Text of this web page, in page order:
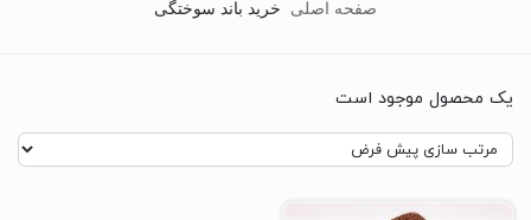
صفحه اصلی خرید باند سوختگی
یک محصول موجود است